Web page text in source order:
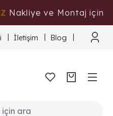
Nakliye ve Montaj için
İletişim Blog